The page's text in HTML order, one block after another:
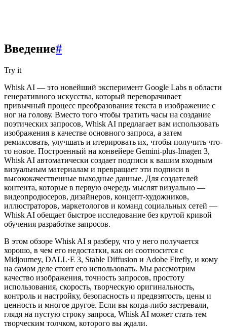
Введение#
Try it
Whisk AI — это новейший эксперимент Google Labs в области
генеративного искусства, который переворачивает
привычный процесс преобразования текста в изображение с
ног на голову. Вместо того чтобы тратить часы на создание
поэтических запросов, Whisk AI предлагает вам использовать
изображения в качестве основного запроса, а затем
ремиксовать, улучшать и итерировать их, чтобы получить что-
то новое. Построенный на конвейере Gemini-plus-Imagen 3,
Whisk AI автоматически создает подписи к вашим входным
визуальным материалам и превращает эти подписи в
высококачественные выходные данные. Для создателей
контента, которые в первую очередь мыслят визуально —
видеопродюсеров, дизайнеров, концепт-художников,
иллюстраторов, маркетологов и команд социальных сетей —
Whisk AI обещает быстрое исследование без крутой кривой
обучения разработке запросов.
В этом обзоре Whisk AI я разберу, что у него получается
хорошо, в чем его недостатки, как он соотносится с
Midjourney, DALL·E 3, Stable Diffusion и Adobe Firefly, и кому
на самом деле стоит его использовать. Мы рассмотрим
качество изображения, точность запросов, простоту
использования, скорость, творческую оригинальность,
контроль и настройку, безопасность и предвзятость, цены и
ценность и многое другое. Если вы когда-либо застревали,
глядя на пустую строку запроса, Whisk AI может стать тем
творческим толчком, которого вы ждали.